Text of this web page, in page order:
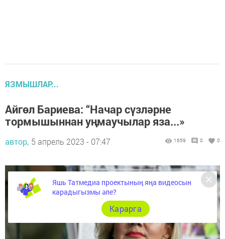
ЯЗМЫШЛАР...
Айгөл Бариева: “Начар сүзләрне
тормышыннан уңмаучылар яза...»
автор, 5 апрель 2023 - 07:47 1659 0 0
Яшь Татмедиа проектының яңа видеосын
карадыгызмы әле?
Карарга